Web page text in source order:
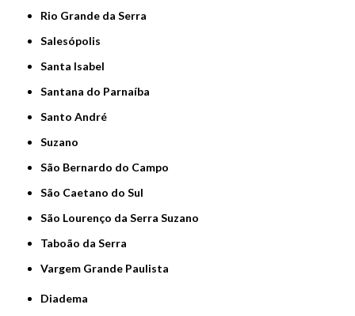
Rio Grande da Serra
Salesópolis
Santa Isabel
Santana do Parnaíba
Santo André
Suzano
São Bernardo do Campo
São Caetano do Sul
São Lourenço da Serra Suzano
Taboão da Serra
Vargem Grande Paulista
Diadema